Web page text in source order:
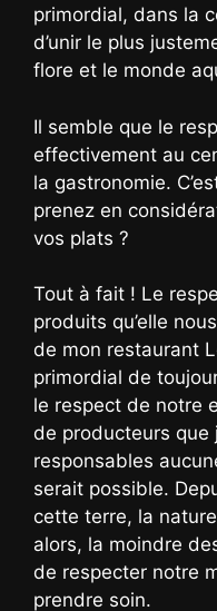
primordial, dans la
d’unir le plus
flore et le monde
Il semble que le
effectivement au
la gastronomie.
prenez en
vos plats ?
Tout à fait ! Le
produits qu’elle
de mon restaurant
primordial de
le respect de notre
de producteurs que
responsables
serait possible.
cette terre, la
alors, la moindre
de respecter notre
prendre soin.